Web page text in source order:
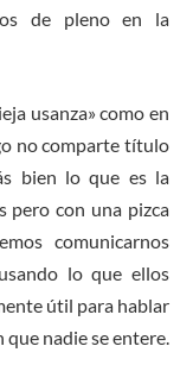
de pleno en la
usanza» como en
no comparte título
bien lo que es la
pero con una pizca
comunicarnos
lo que ellos
útil para hablar
nadie se entere.